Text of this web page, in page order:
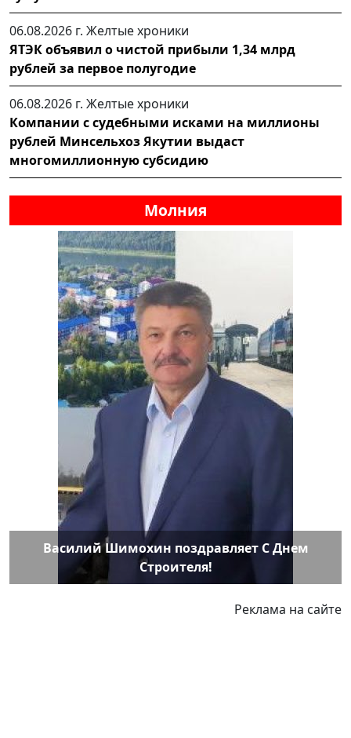
06.08.2026 г. Желтые хроники
ЯТЭК объявил о чистой прибыли 1,34 млрд
рублей за первое полугодие
06.08.2026 г. Желтые хроники
Компании с судебными исками на миллионы
рублей Минсельхоз Якутии выдаст
многомиллионную субсидию
Молния
Василий Шимохин поздравляет С Днем
Строителя!
Реклама на сайте